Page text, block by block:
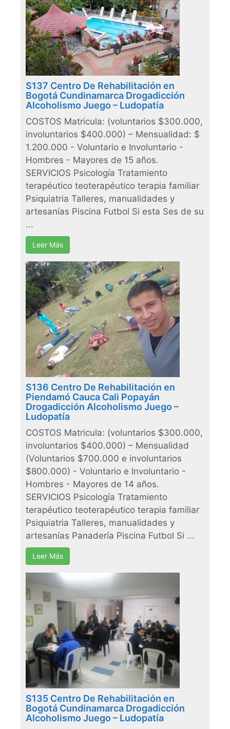
S137 Centro De Rehabilitación en
Bogotá Cundinamarca Drogadicción
Alcoholismo Juego – Ludopatía
COSTOS Matricula: (voluntarios $300.000,
involuntarios $400.000) – Mensualidad: $
1.200.000 - Voluntario e Involuntario -
Hombres - Mayores de 15 años.
SERVICIOS Psicología Tratamiento
terapéutico teoterapéutico terapia familiar
Psiquiatria Talleres, manualidades y
artesanías Piscina Futbol Si esta Ses de su
...
Leer Más
S136 Centro De Rehabilitación en
Piendamó Cauca Cali Popayán
Drogadicción Alcoholismo Juego –
Ludopatía
COSTOS Matricula: (voluntarios $300.000,
involuntarios $400.000) – Mensualidad
(Voluntarios $700.000 e involuntarios
$800.000) - Voluntario e Involuntario -
Hombres - Mayores de 14 años.
SERVICIOS Psicología Tratamiento
terapéutico teoterapéutico terapia familiar
Psiquiatria Talleres, manualidades y
artesanías Panadería Piscina Futbol Si ...
Leer Más
S135 Centro De Rehabilitación en
Bogotá Cundinamarca Drogadicción
Alcoholismo Juego – Ludopatía